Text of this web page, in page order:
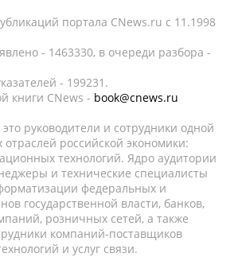
портала CNews.ru c 11.1998
- 1463330, в очереди разбора -
- 199231.
книги CNews - book@cnews.ru
руководители и сотрудники одной
российской экономики:
технологий. Ядро аудитории
и технические специалисты
федеральных и
государственной власти, банков,
розничных сетей, а также
компаний-поставщиков
и услуг связи.